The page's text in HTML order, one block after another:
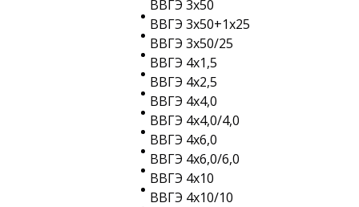
ВВГЭ 3х50
ВВГЭ 3х50+1х25
ВВГЭ 3х50/25
ВВГЭ 4х1,5
ВВГЭ 4х2,5
ВВГЭ 4х4,0
ВВГЭ 4х4,0/4,0
ВВГЭ 4х6,0
ВВГЭ 4х6,0/6,0
ВВГЭ 4х10
ВВГЭ 4х10/10